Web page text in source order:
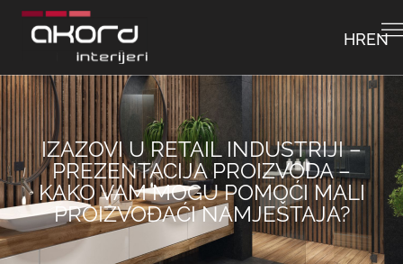
HREN
IZAZOVI U RETAIL INDUSTRIJI –
PREZENTACIJA PROIZVODA –
KAKO VAM MOGU POMOĆI MALI
PROIZVOĐAĆI NAMJEŠTAJA?